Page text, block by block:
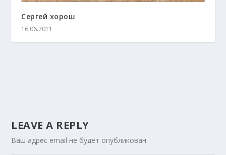
Сергей хорош
16.06.2011
LEAVE A REPLY
Ваш адрес email не будет опубликован.